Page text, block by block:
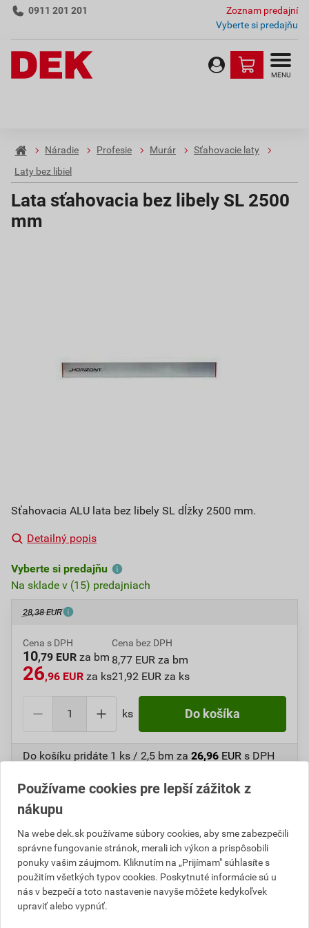
0911 201 201
Zoznam predajní
Vyberte si predajňu
MENU
Náradie Profesie Murár
Sťahovacie laty
Laty bez libiel
Lata sťahovacia bez libely SL 2500
mm
Sťahovacia ALU lata bez libely SL dĺžky 2500 mm.
Detailný popis
Vyberte si predajňu
Na sklade v (15) predajniach
28,38 EUR
Cena s DPH
10,79 EUR za bm
26,96 EUR za ks
Cena bez DPH
8,77 EUR za bm
21,92 EUR za ks
ks Do košíka
Do košíku pridáte 1 ks / 2,5 bm za 26,96 EUR s DPH
Číslo položky:
HORIZONT
Popis
Sťahovacia lata s vystuženým hliníkovým profilom.
Používame cookies pre lepší zážitok z
nákupu
Na webe dek.sk používame súbory cookies, aby sme zabezpečili
správne fungovanie stránok, merali ich výkon a prispôsobili
ponuky vašim záujmom. Kliknutím na „Prijímam" súhlasíte s
použitím všetkých typov cookies. Poskytnuté informácie sú u
nás v bezpečí a toto nastavenie navyše môžete kedykoľvek
upraviť alebo vypnúť.